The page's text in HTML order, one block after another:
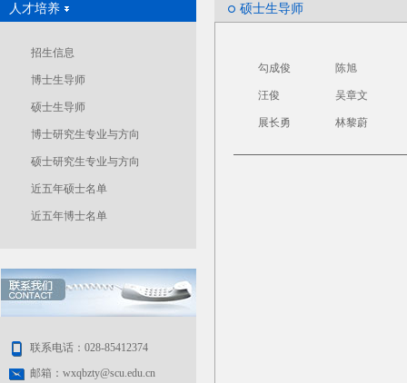
人才培养
招生信息
博士生导师
硕士生导师
博士研究生专业与方向
硕士研究生专业与方向
近五年硕士名单
近五年博士名单
联系电话：028-85412374
邮箱：wxqbzty@scu.edu.cn
硕士生导师
勾成俊 陈旭
汪俊 吴章文
展长勇 林黎蔚